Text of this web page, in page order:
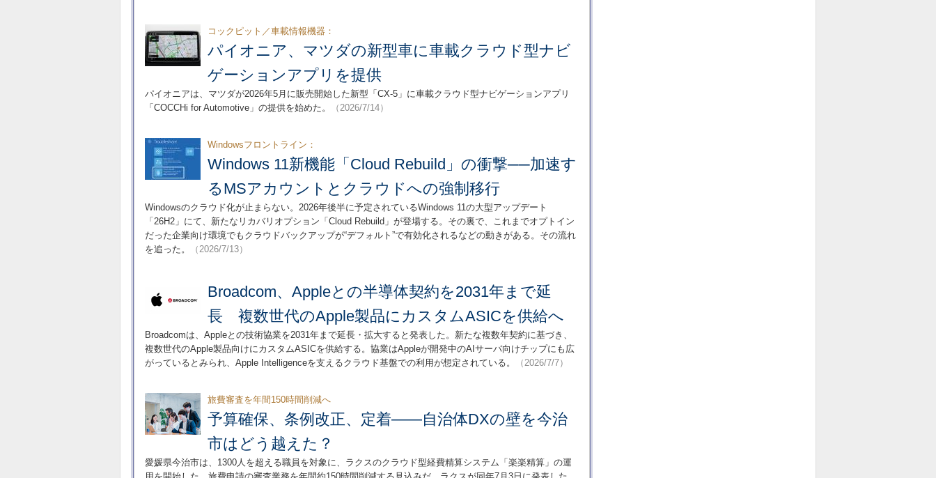
コックピット／車載情報機器：
パイオニア、マツダの新型車に車載クラウド型ナビ
ゲーションアプリを提供
パイオニアは、マツダが2026年5月に販売開始した新型「CX-5」に車載クラウド型ナビゲーションアプリ
「COCCHi for Automotive」の提供を始めた。
（2026/7/14）
Windowsフロントライン：
Windows 11新機能「Cloud Rebuild」の衝撃──加速す
るMSアカウントとクラウドへの強制移行
Windowsのクラウド化が止まらない。2026年後半に予定されているWindows 11の大型アップデート
「26H2」にて、新たなリカバリオプション「Cloud Rebuild」が登場する。その裏で、これまでオプトイン
だった企業向け環境でもクラウドバックアップが“デフォルト”で有効化されるなどの動きがある。その流れ
を追った。
（2026/7/13）
Broadcom、Appleとの半導体契約を2031年まで延
長 複数世代のApple製品にカスタムASICを供給へ
Broadcomは、Appleとの技術協業を2031年まで延長・拡大すると発表した。新たな複数年契約に基づき、
複数世代のApple製品向けにカスタムASICを供給する。協業はAppleが開発中のAIサーバ向けチップにも広
がっているとみられ、Apple Intelligenceを支えるクラウド基盤での利用が想定されている。
（2026/7/7）
旅費審査を年間150時間削減へ
予算確保、条例改正、定着――自治体DXの壁を今治
市はどう越えた？
愛媛県今治市は、1300人を超える職員を対象に、ラクスのクラウド型経費精算システム「楽楽精算」の運